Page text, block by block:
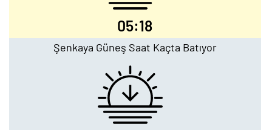
05:18
Şenkaya Güneş Saat Kaçta Batıyor